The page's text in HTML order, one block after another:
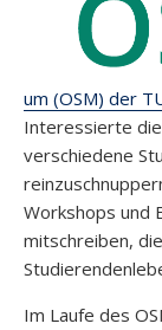
um (OSM) der
Interessierte die
verschiedene
Workshops und
mitschreiben,
Im Laufe des